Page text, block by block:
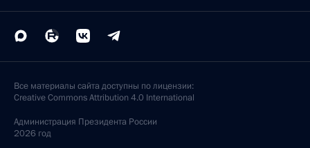
Все материалы сайта доступны по лицензии:
Creative Commons Attribution 4.0 International
Администрация Президента России
2026 год